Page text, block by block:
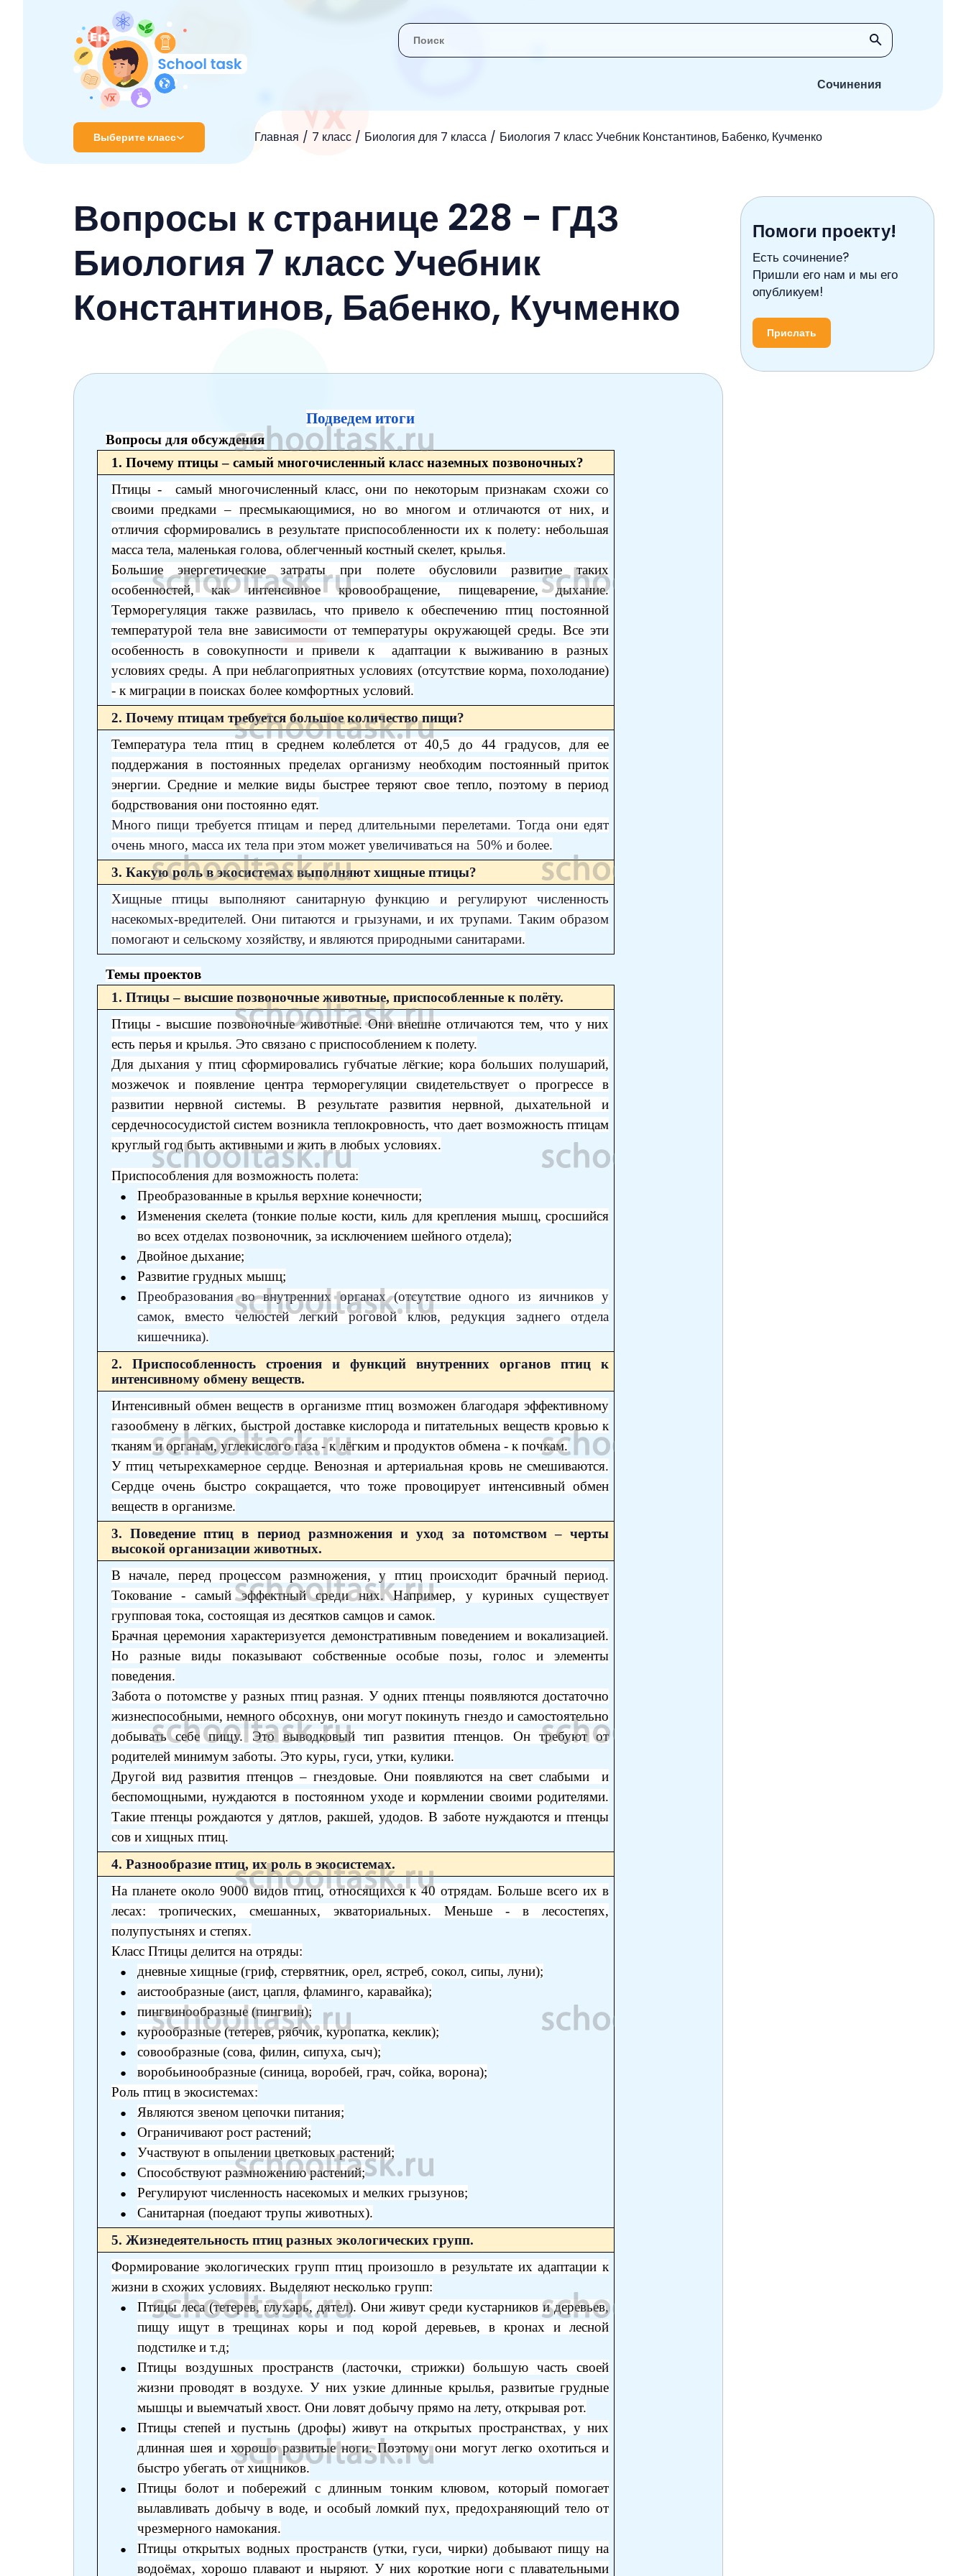
Сочинения
Выберите класс Главная 7 класс Биология для 7 класса Биология 7 класс Учебник Константинов, Бабенко, Кучменко
2 класс
4 класс
5 класс
10 класс
11 класс
Вопросы к странице 228 - ГДЗ
Биология 7 класс Учебник
Константинов, Бабенко, Кучменко
Подведем итоги
Вопросы для обсуждения
1. Почему птицы – самый многочисленный класс наземных позвоночных?
Птицы - самый многочисленный класс, они по некоторым признакам схожи со
своими предками – пресмыкающимися, но во многом и отличаются от них, и
отличия сформировались в результате приспособленности их к полету: небольшая
масса тела, маленькая голова, облегченный костный скелет, крылья.
Большие энергетические затраты при полете обусловили развитие таких
особенностей, как интенсивное кровообращение, пищеварение, дыхание.
Терморегуляция также развилась, что привело к обеспечению птиц постоянной
температурой тела вне зависимости от температуры окружающей среды. Все эти
особенность в совокупности и привели к адаптации к выживанию в разных
условиях среды. А при неблагоприятных условиях (отсутствие корма, похолодание)
- к миграции в поисках более комфортных условий.
2. Почему птицам требуется большое количество пищи?
Температура тела птиц в среднем колеблется от 40,5 до 44 градусов, для ее
поддержания в постоянных пределах организму необходим постоянный приток
энергии. Средние и мелкие виды быстрее теряют свое тепло, поэтому в период
бодрствования они постоянно едят.
Много пищи требуется птицам и перед длительными перелетами. Тогда они едят
очень много, масса их тела при этом может увеличиваться на 50% и более.
3. Какую роль в экосистемах выполняют хищные птицы?
Хищные птицы выполняют санитарную функцию и регулируют численность
насекомых-вредителей. Они питаются и грызунами, и их трупами. Таким образом
помогают и сельскому хозяйству, и являются природными санитарами.
Темы проектов
1. Птицы – высшие позвоночные животные, приспособленные к полёту.
Птицы - высшие позвоночные животные. Они внешне отличаются тем, что у них
есть перья и крылья. Это связано с приспособлением к полету.
Для дыхания у птиц сформировались губчатые лёгкие; кора больших полушарий,
мозжечок и появление центра терморегуляции свидетельствует о прогрессе в
развитии нервной системы. В результате развития нервной, дыхательной и
сердечнососудистой систем возникла теплокровность, что дает возможность птицам
круглый год быть активными и жить в любых условиях.
Приспособления для возможность полета:
Преобразованные в крылья верхние конечности;
Изменения скелета (тонкие полые кости, киль для крепления мышц, сросшийся
во всех отделах позвоночник, за исключением шейного отдела);
Двойное дыхание;
Развитие грудных мышц;
Преобразования во внутренних органах (отсутствие одного из яичников у
самок, вместо челюстей легкий роговой клюв, редукция заднего отдела
кишечника).
2. Приспособленность строения и функций внутренних органов птиц к
интенсивному обмену веществ.
Интенсивный обмен веществ в организме птиц возможен благодаря эффективному
газообмену в лёгких, быстрой доставке кислорода и питательных веществ кровью к
тканям и органам, углекислого газа - к лёгким и продуктов обмена - к почкам.
У птиц четырехкамерное сердце. Венозная и артериальная кровь не смешиваются.
Сердце очень быстро сокращается, что тоже провоцирует интенсивный обмен
веществ в организме.
3. Поведение птиц в период размножения и уход за потомством – черты
высокой организации животных.
В начале, перед процессом размножения, у птиц происходит брачный период.
Токование - самый эффектный среди них. Например, у куриных существует
групповая тока, состоящая из десятков самцов и самок.
Брачная церемония характеризуется демонстративным поведением и вокализацией.
Но разные виды показывают собственные особые позы, голос и элементы
поведения.
Забота о потомстве у разных птиц разная. У одних птенцы появляются достаточно
жизнеспособными, немного обсохнув, они могут покинуть гнездо и самостоятельно
добывать себе пищу. Это выводковый тип развития птенцов. Он требуют от
родителей минимум заботы. Это куры, гуси, утки, кулики.
Другой вид развития птенцов – гнездовые. Они появляются на свет слабыми и
беспомощными, нуждаются в постоянном уходе и кормлении своими родителями.
Такие птенцы рождаются у дятлов, ракшей, удодов. В заботе нуждаются и птенцы
сов и хищных птиц.
4. Разнообразие птиц, их роль в экосистемах.
На планете около 9000 видов птиц, относящихся к 40 отрядам. Больше всего их в
лесах: тропических, смешанных, экваториальных. Меньше - в лесостепях,
полупустынях и степях.
Класс Птицы делится на отряды:
дневные хищные (гриф, стервятник, орел, ястреб, сокол, сипы, луни);
аистообразные (аист, цапля, фламинго, каравайка);
пингвинообразные (пингвин);
курообразные (тетерев, рябчик, куропатка, кеклик);
совообразные (сова, филин, сипуха, сыч);
воробьинообразные (синица, воробей, грач, сойка, ворона);
Роль птиц в экосистемах:
Являются звеном цепочки питания;
Ограничивают рост растений;
Участвуют в опылении цветковых растений;
Способствуют размножению растений;
Регулируют численность насекомых и мелких грызунов;
Санитарная (поедают трупы животных).
5. Жизнедеятельность птиц разных экологических групп.
Формирование экологических групп птиц произошло в результате их адаптации к
жизни в схожих условиях. Выделяют несколько групп:
Птицы леса (тетерев, глухарь, дятел). Они живут среди кустарников и деревьев,
пищу ищут в трещинах коры и под корой деревьев, в кронах и лесной
подстилке и т.д;
Птицы воздушных пространств (ласточки, стрижки) большую часть своей
жизни проводят в воздухе. У них узкие длинные крылья, развитые грудные
мышцы и выемчатый хвост. Они ловят добычу прямо на лету, открывая рот.
Птицы степей и пустынь (дрофы) живут на открытых пространствах, у них
длинная шея и хорошо развитые ноги. Поэтому они могут легко охотиться и
быстро убегать от хищников.
Птицы болот и побережий с длинным тонким клювом, который помогает
вылавливать добычу в воде, и особый ломкий пух, предохраняющий тело от
чрезмерного намокания.
Птицы открытых водных пространств (утки, гуси, чирки) добывают пищу на
водоёмах, хорошо плавают и ныряют. У них короткие ноги с плавательными
Помоги проекту!
Есть сочинение?
Пришли его нам и мы его
опубликуем!
Прислать